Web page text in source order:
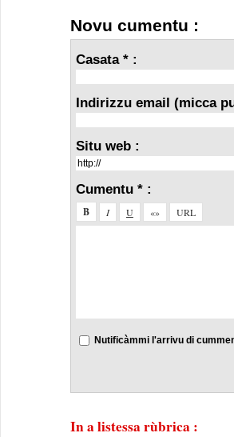
Novu cumentu :
Casata * :
Indirizzu email (micca
Situ web :
Cumentu * :
Nutificàmmi l'arrivu di
In a listessa rùbrica :